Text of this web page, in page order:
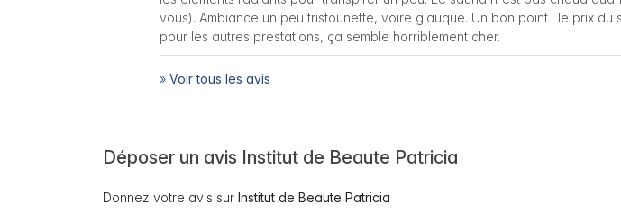
vous). Ambiance un peu tristounette, voire glauque. Un bon point : le prix du
pour les autres prestations, ça semble horriblement cher.
» Voir tous les avis
Déposer un avis Institut de Beaute Patricia
Donnez votre avis sur Institut de Beaute Patricia